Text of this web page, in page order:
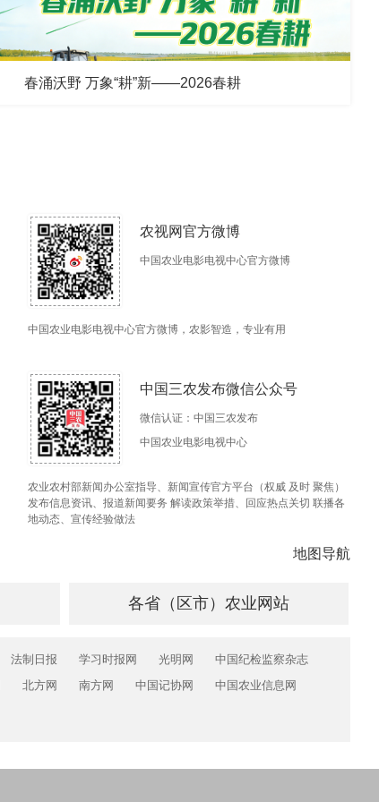
春涌沃野 万象“耕”新——2026春耕
农视网官方微博
中国农业电影电视中心官方微博
中国农业电影电视中心官方微博，农影智造，专业有用
中国三农发布微信公众号
微信认证：中国三农发布
中国农业电影电视中心
农业农村部新闻办公室指导、新闻宣传官方平台（权威 及时 聚焦）
发布信息资讯、报道新闻要务 解读政策举措、回应热点关切 联播各
地动态、宣传经验做法
地图导航
各省（区市）农业网站
法制日报 学习时报网 光明网
中国纪检监察杂志
北方网 南方网 中国记协网
中国农业信息网